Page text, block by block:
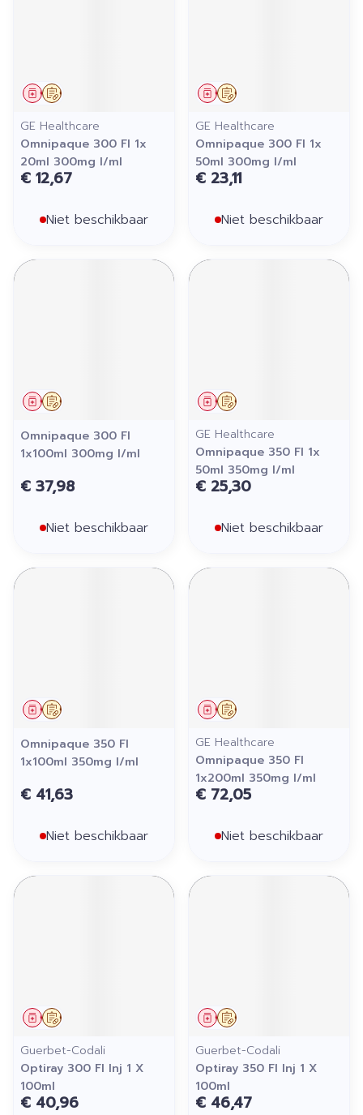
Op voorschrift
Geneesmiddel
GE Healthcare
Omnipaque 300 Fl 1x
20ml 300mg I/ml
€ 12,67
Niet beschikbaar
Op voorschrift
Geneesmiddel
GE Healthcare
Omnipaque 300 Fl 1x
50ml 300mg I/ml
€ 23,11
Niet beschikbaar
Op voorschrift
Geneesmiddel
Omnipaque 300 Fl
1x100ml 300mg I/ml
€ 37,98
Niet beschikbaar
Op voorschrift
Geneesmiddel
GE Healthcare
Omnipaque 350 Fl 1x
50ml 350mg I/ml
€ 25,30
Niet beschikbaar
Op voorschrift
Geneesmiddel
Omnipaque 350 Fl
1x100ml 350mg I/ml
€ 41,63
Niet beschikbaar
Op voorschrift
Geneesmiddel
GE Healthcare
Omnipaque 350 Fl
1x200ml 350mg I/ml
€ 72,05
Niet beschikbaar
Op voorschrift
Geneesmiddel
Guerbet-Codali
Optiray 300 Fl Inj 1 X
100ml
€ 40,96
Op voorschrift
Geneesmiddel
Guerbet-Codali
Optiray 350 Fl Inj 1 X
100ml
€ 46,47